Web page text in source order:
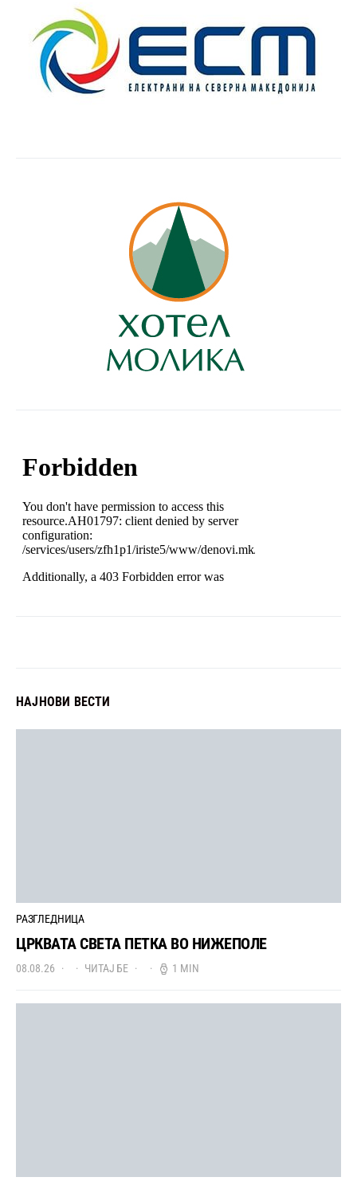
НАЈНОВИ ВЕСТИ
РАЗГЛЕДНИЦА
ЦРКВАТА СВЕТА ПЕТКА ВО НИЖЕПОЛЕ
08.08.26 ЧИТАЈ БЕ 1 MIN